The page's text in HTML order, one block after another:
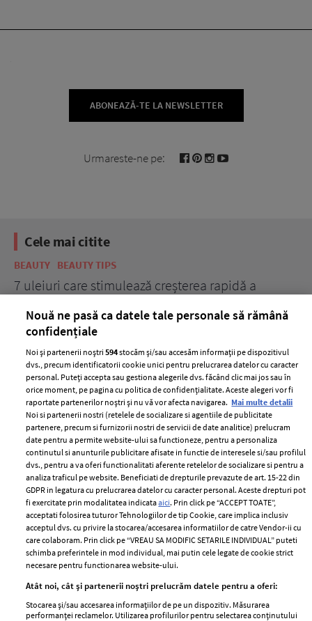
ABONEAZĂ-TE LA NEWSLETTER
Urmareste-ne pe:
Cele mai citite
BEAUTY BEAUTY TIPS
7 uleiuri care stimulează creșterea rapidă a
ELLE Style Awards
2024
Despre ELLE
Romania
Contact
Abonamente
Termeni si conditii
Politica de
confidențialitate
Politica de cookies
Publicitate
GSP
femei
Viva
Nouă ne pasă ca datele tale personale să rămână
confidențiale
Noi și partenerii noștri594stocăm și/sau accesăm informații pe dispozitivul
dvs., precum identificatorii cookie unici pentru prelucrarea datelor cu caracter
personal. Puteți accepta sau gestiona alegerile dvs. făcând clic mai jos sau în
orice moment, pe pagina cu politica de confidențialitate. Aceste alegeri vor fi
raportate partenerilor noștri și nu vă vor afecta navigarea. Mai multe detalii
Noi si partenerii nostri (retelele de socializare si agentiile de publicitate
partenere, precum si furnizorii nostri de servicii de date analitice) prelucram
date pentru a permite website-ului sa functioneze, pentru a personaliza
continutul si anunturile publicitare afisate in functie de interesele si/sau profilul
dvs., pentru a va oferi functionalitati aferente retelelor de socializare si pentru a
analiza traficul pe website. Beneficiati de drepturile prevazute de art. 15-22 din
GDPR in legatura cu prelucrarea datelor cu caracter personal. Aceste drepturi pot
fi exercitate prin modalitatea indicataaici. Prin click pe “ACCEPT TOATE”,
acceptati folosirea tuturor Tehnologiilor de tip Cookie, care implica inclusiv
acceptul dvs. cu privire la stocarea/accesarea informatiilor de catre Vendor-ii cu
care colaboram. Prin click pe “VREAU SA MODIFIC SETARILE INDIVIDUAL” puteti
schimba preferintele in mod individual, mai putin cele legate de cookie strict
necesare pentru functionarea website-ului.
Atât noi, cât și partenerii noștri prelucrăm datele pentru a oferi:
Stocarea și/sau accesarea informațiilor de pe un dispozitiv. Măsurarea
performanței reclamelor. Utilizarea profilurilor pentru selectarea conținutului